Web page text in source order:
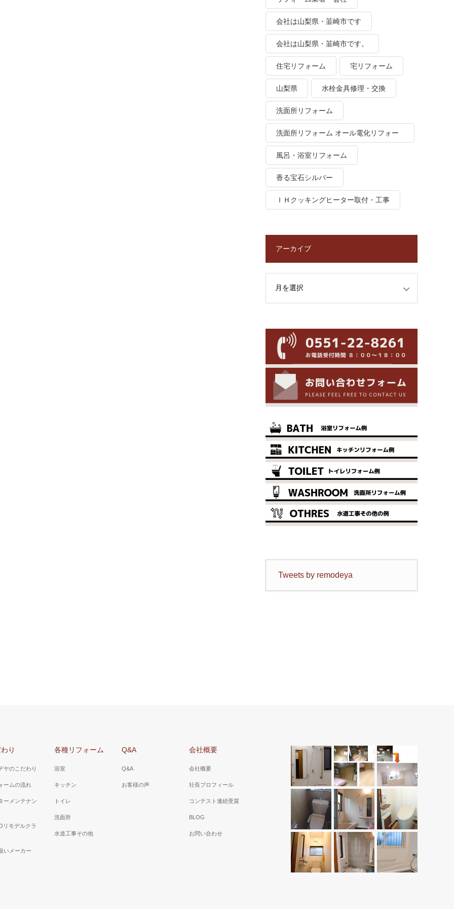
会社は山梨県・韮崎市です
会社は山梨県・韮崎市です。
住宅リフォーム 宅リフォーム
山梨県 水栓金具修理・交換
洗面所リフォーム
洗面所リフォーム オール電化リフォー
ム
風呂・浴室リフォーム
香る宝石シルバー
ＩＨクッキングヒーター取付・工事
アーカイブ
Tweets by remodeya
り
ヤのこだわり
ームの流れ
ーメンテナン
リモデルクラ
いメーカー
各種リフォーム
浴室
キッチン
トイレ
洗面所
水道工事その他
Q&A
Q&A
お客様の声
会社概要
会社概要
社長プロフィール
コンテスト連続受賞
BLOG
お問い合わせ